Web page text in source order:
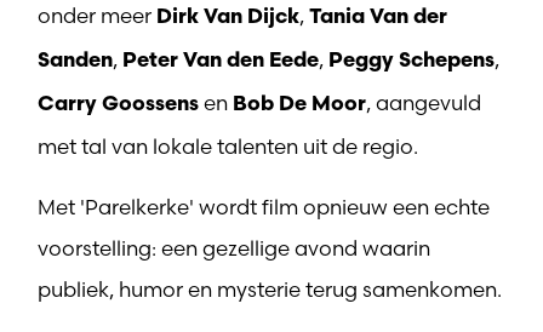
onder meer Dirk Van Dijck, Tania Van der
Sanden, Peter Van den Eede, Peggy Schepens,
Carry Goossens en Bob De Moor, aangevuld
met tal van lokale talenten uit de regio.
Met 'Parelkerke' wordt film opnieuw een echte
voorstelling: een gezellige avond waarin
publiek, humor en mysterie terug samenkomen.